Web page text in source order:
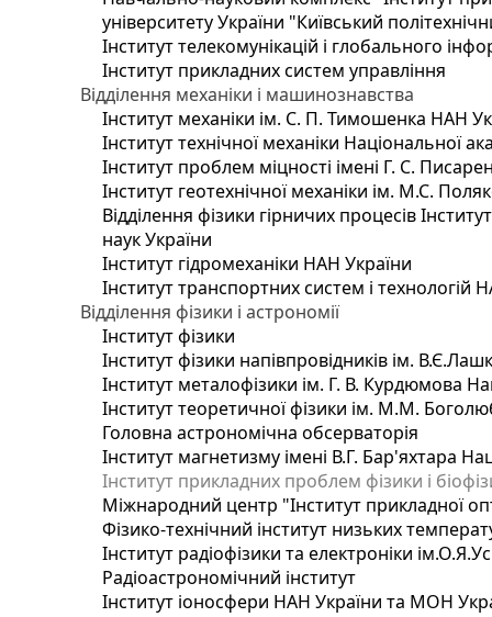
університету України "Київський
Інститут телекомунікацій і глобального
Інститут прикладних систем управління
Відділення механіки і машинознавства
Інститут механіки ім. С. П. Тимошенка НАН
Інститут технічної механіки Національної
Інститут проблем міцності імені Г. С.
Інститут геотехнічної механіки ім. М.С.
Відділення фізики гірничих процесів
наук України
Інститут гідромеханіки НАН України
Інститут транспортних систем і технологій
Відділення фізики і астрономії
Інститут фізики
Інститут фізики напівпровідників ім.
Інститут металофізики ім. Г. В. Курдюмова
Інститут теоретичної фізики ім. М.М.
Головна астрономічна обсерваторія
Інститут магнетизму імені В.Г. Бар'яхтара
Інститут прикладних проблем фізики і
Міжнародний центр "Інститут прикладної
Фізико-технічний інститут низьких
Інститут радіофізики та електроніки
Радіоастрономічний інститут
Інститут іоносфери НАН України та МОН